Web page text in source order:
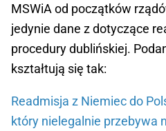
MSWiA od początków
jedynie dane z dotyczące
procedury dublińskiej.
kształtują się tak:
Readmisja z Niemiec do
który nielegalnie przebywa